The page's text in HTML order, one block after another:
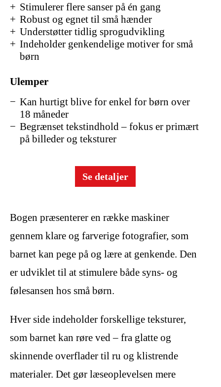
Bogen præsenterer en række maskiner
gennem klare og farverige fotografier, som
barnet kan pege på og lære at genkende. Den
er udviklet til at stimulere både syns- og
følesansen hos små børn.
Hver side indeholder forskellige teksturer,
som barnet kan røre ved – fra glatte og
skinnende overflader til ru og klistrende
materialer. Det gør læseoplevelsen mere
Stimulerer flere sanser på én gang
Robust og egnet til små hænder
Understøtter tidlig sprogudvikling
Indeholder genkendelige motiver for små
børn
Ulemper
Kan hurtigt blive for enkel for børn over
18 måneder
Begrænset tekstindhold – fokus er primært
på billeder og teksturer
Se detaljer